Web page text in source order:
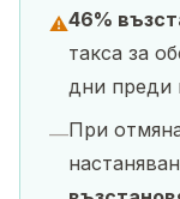
⚠46%
такса за
дни преди
—При